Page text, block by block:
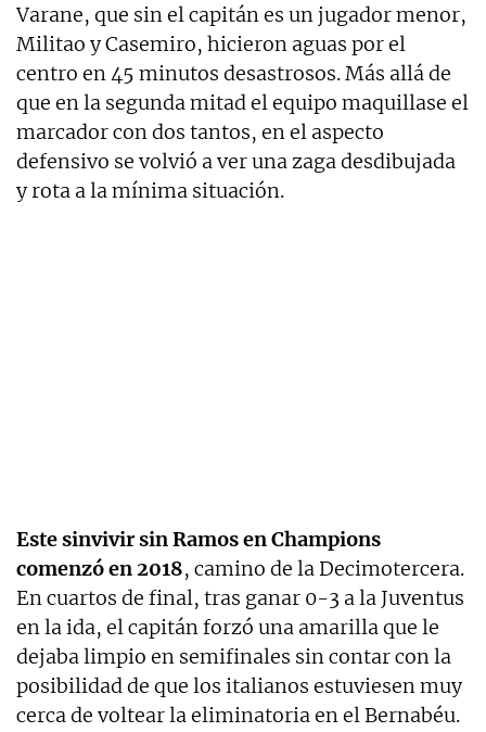
Varane, que sin el capitán es un jugador menor,
Militao y Casemiro, hicieron aguas por el
centro en 45 minutos desastrosos. Más allá de
que en la segunda mitad el equipo maquillase el
marcador con dos tantos, en el aspecto
defensivo se volvió a ver una zaga desdibujada
y rota a la mínima situación.
Este sinvivir sin Ramos en Champions
comenzó en 2018, camino de la Decimotercera.
En cuartos de final, tras ganar 0-3 a la Juventus
en la ida, el capitán forzó una amarilla que le
dejaba limpio en semifinales sin contar con la
posibilidad de que los italianos estuviesen muy
cerca de voltear la eliminatoria en el Bernabéu.